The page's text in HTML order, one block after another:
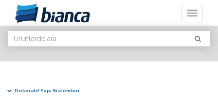
Toggle
Dekoratif Yapı Sistemleri